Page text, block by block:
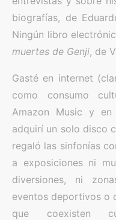
biografías, de
Ningún libro
muertes de Genji, de
Gasté en internet
como consumo
Amazon Music y
adquirí un solo disco
regaló las sinfonías
a exposiciones ni
diversiones, ni
eventos deportivos o
que coexisten